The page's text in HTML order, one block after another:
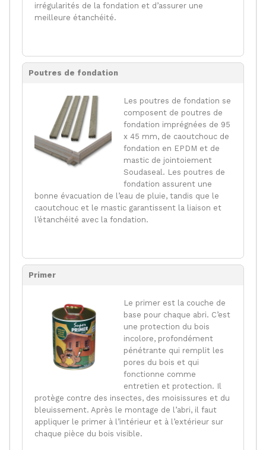
irrégularités de la fondation et d’assurer une
meilleure étanchéité.
Poutres de fondation
Les poutres de fondation se
composent de poutres de
fondation imprégnées de 95
x 45 mm, de caoutchouc de
fondation en EPDM et de
mastic de jointoiement
Soudaseal. Les poutres de
fondation assurent une
bonne évacuation de l’eau de pluie, tandis que le
caoutchouc et le mastic garantissent la liaison et
l’étanchéité avec la fondation.
Primer
Le primer est la couche de
base pour chaque abri. C’est
une protection du bois
incolore, profondément
pénétrante qui remplit les
pores du bois et qui
fonctionne comme
entretien et protection. Il
protège contre des insectes, des moisissures et du
bleuissement. Après le montage de l’abri, il faut
appliquer le primer à l’intérieur et à l’extérieur sur
chaque pièce du bois visible.